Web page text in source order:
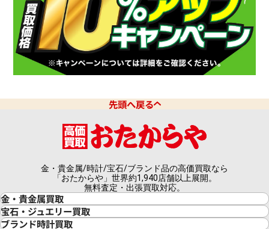
先頭へ戻る
金・貴金属/時計/宝石/ブランド品の高価買取なら
「おたからや」世界約1,940店舗以上展開。
無料査定・出張買取対応。
金・貴金属買取
金買取
金の相場価格情報
宝石・ジュエリー買取
宝石・ジュエリー買取
ブランド時計買取